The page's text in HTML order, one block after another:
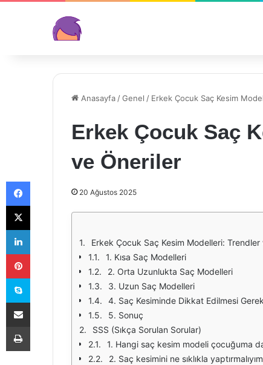
Anasayfa /Genel / Erkek Çocuk Saç Kesim
Erkek Çocuk Saç
ve Öneriler
20 Ağustos 2025
Erkek Çocuk Saç Kesim Modelleri: Trendler
1. Kısa Saç Modelleri
2. Orta Uzunlukta Saç Modelleri
3. Uzun Saç Modelleri
4. Saç Kesiminde Dikkat Edilmesi
5. Sonuç
SSS (Sıkça Sorulan Sorular)
1. Hangi saç kesim modeli çocuğuma
2. Saç kesimini ne sıklıkla
Facebook
X
LinkedIn
Pinterest
Skype
E-Posta ile paylaş